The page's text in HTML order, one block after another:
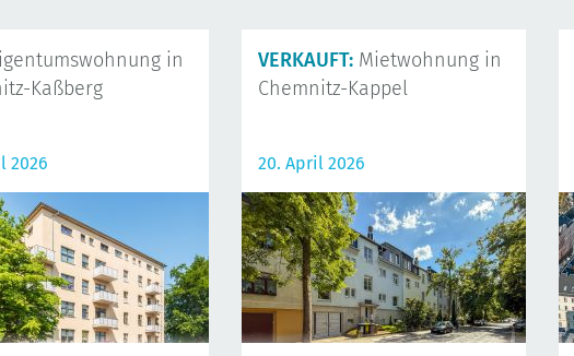
in
Kaßberg
2026
VERKAUFT: Mietwohnung in
Chemnitz-Kappel
20. April 2026